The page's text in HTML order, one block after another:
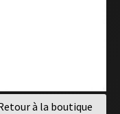
à la boutique